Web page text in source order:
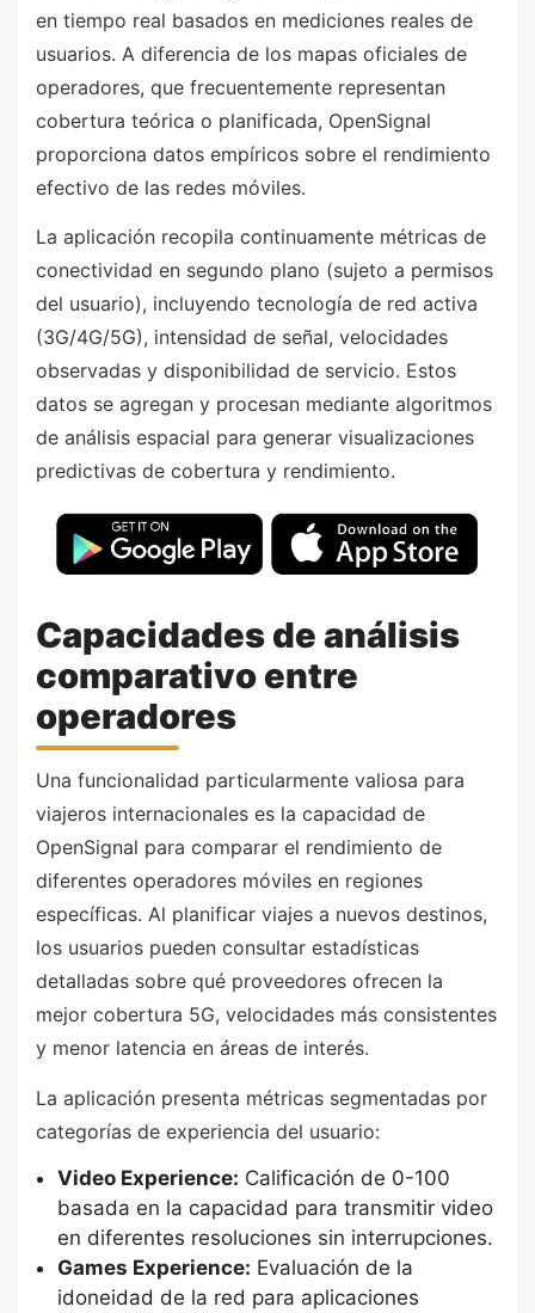
en tiempo real basados en mediciones reales de
usuarios. A diferencia de los mapas oficiales de
operadores, que frecuentemente representan
cobertura teórica o planificada, OpenSignal
proporciona datos empíricos sobre el rendimiento
efectivo de las redes móviles.
La aplicación recopila continuamente métricas de
conectividad en segundo plano (sujeto a permisos
del usuario), incluyendo tecnología de red activa
(3G/4G/5G), intensidad de señal, velocidades
observadas y disponibilidad de servicio. Estos
datos se agregan y procesan mediante algoritmos
de análisis espacial para generar visualizaciones
predictivas de cobertura y rendimiento.
Capacidades de análisis
comparativo entre
operadores
Una funcionalidad particularmente valiosa para
viajeros internacionales es la capacidad de
OpenSignal para comparar el rendimiento de
diferentes operadores móviles en regiones
específicas. Al planificar viajes a nuevos destinos,
los usuarios pueden consultar estadísticas
detalladas sobre qué proveedores ofrecen la
mejor cobertura 5G, velocidades más consistentes
y menor latencia en áreas de interés.
La aplicación presenta métricas segmentadas por
categorías de experiencia del usuario:
Video Experience: Calificación de 0-100
basada en la capacidad para transmitir video
en diferentes resoluciones sin interrupciones.
Games Experience: Evaluación de la
idoneidad de la red para aplicaciones